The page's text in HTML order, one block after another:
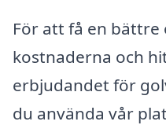
För att få en
kostnaderna och
erbjudandet för
du använda vår